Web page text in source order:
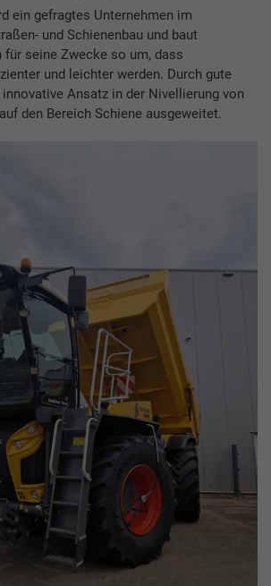
ein gefragtes Unternehmen im
und Schienenbau und baut
für seine Zwecke so um, dass
und leichter werden. Durch gute
Ansatz in der Nivellierung von
den Bereich Schiene ausgeweitet.